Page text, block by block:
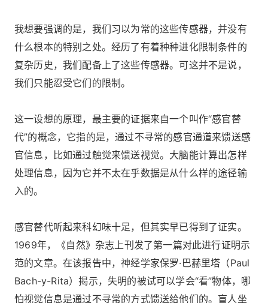
我想要强调的是，我们习以为常的这些传感器，并没有
什么根本的特别之处。经历了有着种种进化限制条件的
复杂历史，我们配备上了这些传感器。可这并不是说，
我们只能忍受它们的限制。
这一设想的原理，最主要的证据来自一个叫作“感官替
代”的概念，它指的是，通过不寻常的感官通道来馈送感
官信息，比如通过触觉来馈送视觉。大脑能计算出怎样
处理信息，因为它并不太在乎数据是从什么样的途径输
入的。
感官替代听起来科幻味十足，但其实早已得到了证实。
1969年，《自然》杂志上刊发了第一篇对此进行证明示
范的文章。在该报告中，神经学家保罗·巴赫里塔（Paul
Bach-y-Rita）揭示，失明的被试可以学会“看”物体，哪
怕视觉信息是通过不寻常的方式馈送给他们的。盲人坐